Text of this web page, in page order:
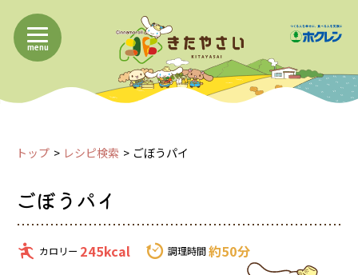
menu
トップ レシピ検索 ごぼうパイ
ごぼうパイ
カロリー 245kcal 調理時間 約50分